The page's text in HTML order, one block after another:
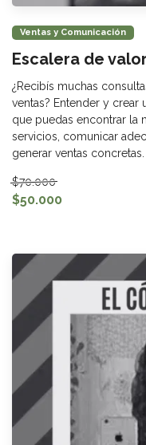
Ventas y Comunicación
Escalera de valor
¿Recibís muchas
ventas? Entender y crear
que puedas encontrar la
servicios, comunicar
generar ventas
$70.000
$50.000